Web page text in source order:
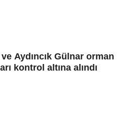
Aydıncık Gülnar orman
kontrol altına alındı